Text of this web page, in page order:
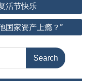
活节快乐
国家资产上瘾？”